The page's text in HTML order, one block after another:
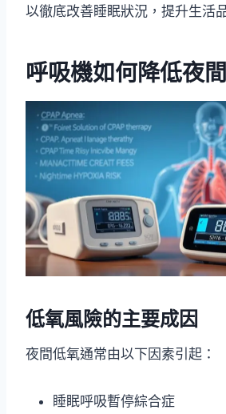
以徹底改善睡眠狀況，提升生活
呼吸機如何降低夜
低氧風險的主要成因
夜間低氧通常由以下因素引起：
睡眠呼吸暫停綜合症